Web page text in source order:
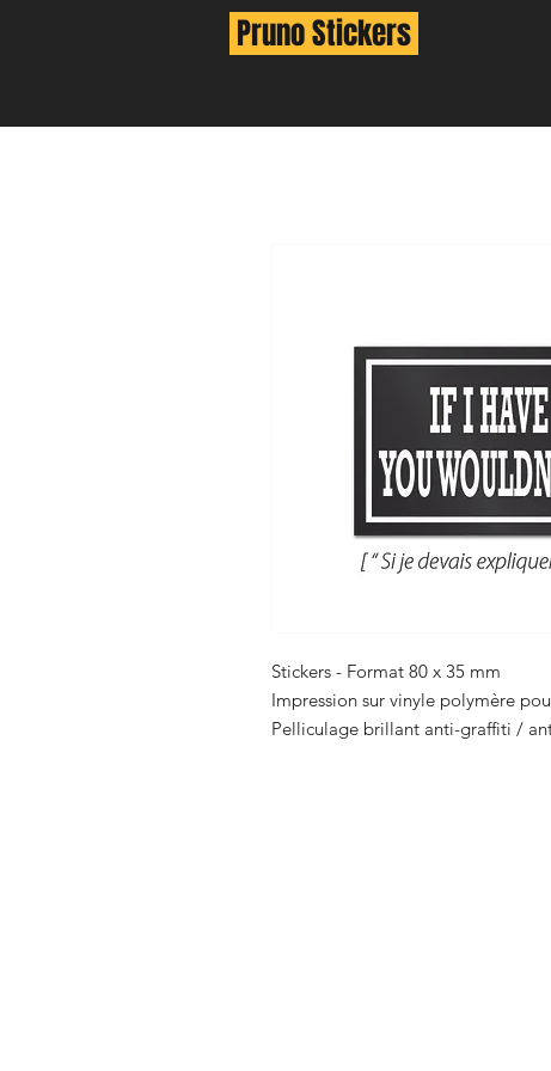
Stickers - Format 80 x 35 mm
Impression sur vinyle polymère
Pelliculage brillant anti-graffiti /
Pruno Stickers